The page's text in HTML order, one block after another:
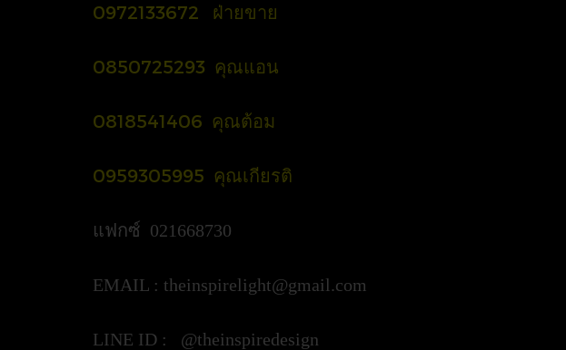
0972133672 ฝ่ายขาย
0850725293 คุณแอน
0818541406 คุณต้อม
0959305995 คุณเกียรติ
แฟกซ์ 021668730
EMAIL : theinspirelight@gmail.com
LINE ID : @theinspiredesign